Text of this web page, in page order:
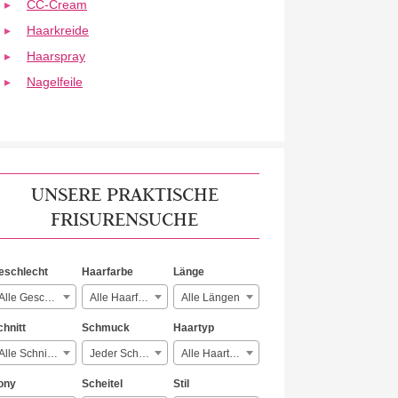
CC-Cream
Haarkreide
Haarspray
Nagelfeile
UNSERE PRAKTISCHE
FRISURENSUCHE
Alle Geschlechter
Haarfarbe
Alle Haarfarben
Länge
Alle Längen
Alle Schnitte
Schmuck
Jeder Schmuck
Haartyp
Alle Haartypen
Scheitel Stil